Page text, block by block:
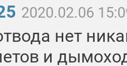
2020.02.06
нет
и